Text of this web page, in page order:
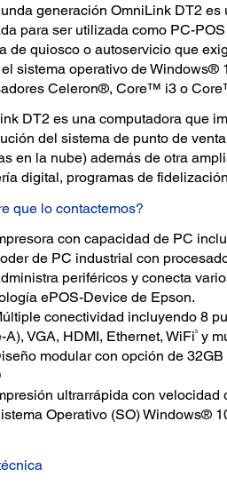
generación OmniLink DT2
para ser utilizada como PC-
de quiosco o autoservicio que
sistema operativo de
Celeron®, Core™ i3 o
DT2 es una computadora que
del sistema de punto de
en la nube) además de otra
digital, programas de
que lo contactemos?
con capacidad de PC
de PC industrial con
periféricos y conecta
ePOS-Device de Epson.
conectividad incluyendo 8
A), VGA, HDMI, Ethernet, WiFi5y
modular con opción de
ultrarrápida con velocidad
Operativo (SO) Windows®